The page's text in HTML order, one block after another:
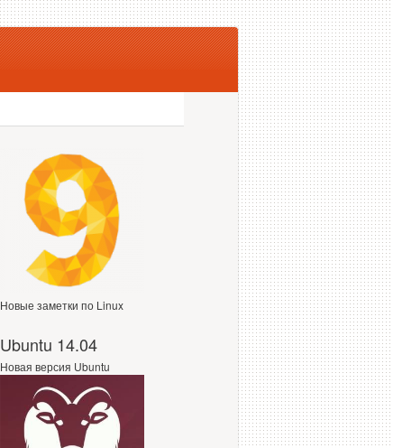
Новые заметки по Linux
Ubuntu 14.04
Новая версия Ubuntu